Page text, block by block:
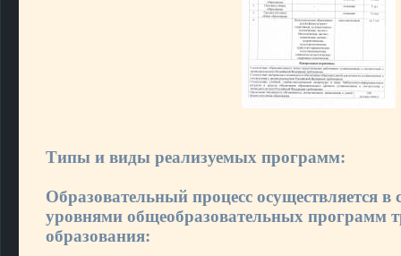
Типы и виды реализуемых программ:
Образовательный процесс осуществляется в
уровнями общеобразовательных программ
образования: